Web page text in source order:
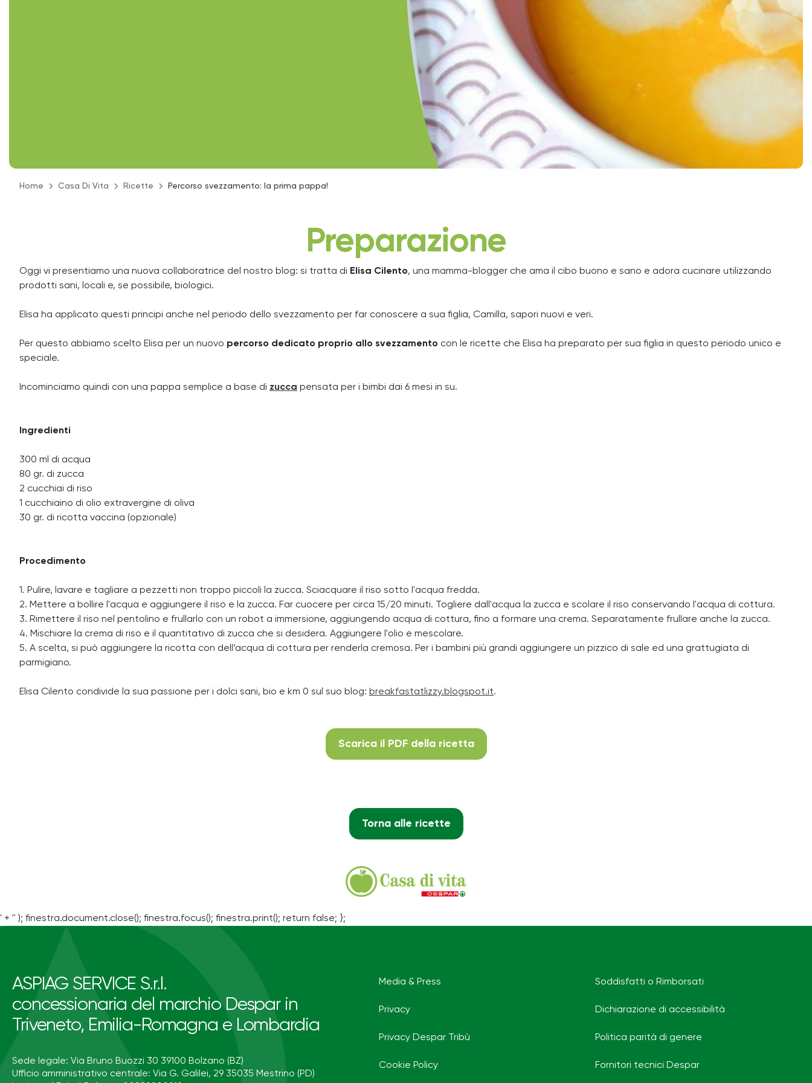
Home Casa Di Vita Ricette Percorso svezzamento: la prima pappa!
Preparazione
Oggi vi presentiamo una nuova collaboratrice del nostro blog: si tratta di Elisa Cilento, una mamma-blogger che ama il cibo buono e sano e adora cucinare utilizzando
prodotti sani, locali e, se possibile, biologici.
Elisa ha applicato questi principi anche nel periodo dello svezzamento per far conoscere a sua figlia, Camilla, sapori nuovi e veri.
Per questo abbiamo scelto Elisa per un nuovo percorso dedicato proprio allo svezzamento con le ricette che Elisa ha preparato per sua figlia in questo periodo unico e
speciale.
Incominciamo quindi con una pappa semplice a base di zucca pensata per i bimbi dai 6 mesi in su.
Ingredienti
300 ml di acqua
80 gr. di zucca
2 cucchiai di riso
1 cucchiaino di olio extravergine di oliva
30 gr. di ricotta vaccina (opzionale)
Procedimento
1. Pulire, lavare e tagliare a pezzetti non troppo piccoli la zucca. Sciacquare il riso sotto l'acqua fredda.
2. Mettere a bollire l'acqua e aggiungere il riso e la zucca. Far cuocere per circa 15/20 minuti. Togliere dall'acqua la zucca e scolare il riso conservando l'acqua di cottura.
3. Rimettere il riso nel pentolino e frullarlo con un robot a immersione, aggiungendo acqua di cottura, fino a formare una crema. Separatamente frullare anche la zucca.
4. Mischiare la crema di riso e il quantitativo di zucca che si desidera. Aggiungere l'olio e mescolare.
5. A scelta, si può aggiungere la ricotta con dell’acqua di cottura per renderla cremosa. Per i bambini più grandi aggiungere un pizzico di sale ed una grattugiata di
parmigiano.
Elisa Cilento condivide la sua passione per i dolci sani, bio e km 0 sul suo blog: breakfastatlizzy.blogspot.it.
Scarica il PDF della ricetta
Torna alle ricette
' + '' ); finestra.document.close(); finestra.focus(); finestra.print(); return false; };
ASPIAG SERVICE S.r.l.
concessionaria del marchio Despar in
Triveneto, Emilia-Romagna e Lombardia
Sede legale: Via Bruno Buozzi 30 39100 Bolzano (BZ)
Ufficio amministrativo centrale: Via G. Galilei, 29 35035 Mestrino (PD)
Media & Press
Privacy
Privacy Despar Tribù
Cookie Policy
Soddisfatti o Rimborsati
Dichiarazione di accessibilità
Politica parità di genere
Fornitori tecnici Despar